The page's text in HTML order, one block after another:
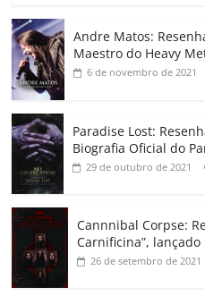
Andre Matos:
Maestro do Heavy
6 de novembro de 2021
Paradise Lost:
Biografia Oficial do
29 de outubro de 2021
Cannnibal Corpse:
Carnificina”,
26 de setembro de 2021